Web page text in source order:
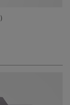
）